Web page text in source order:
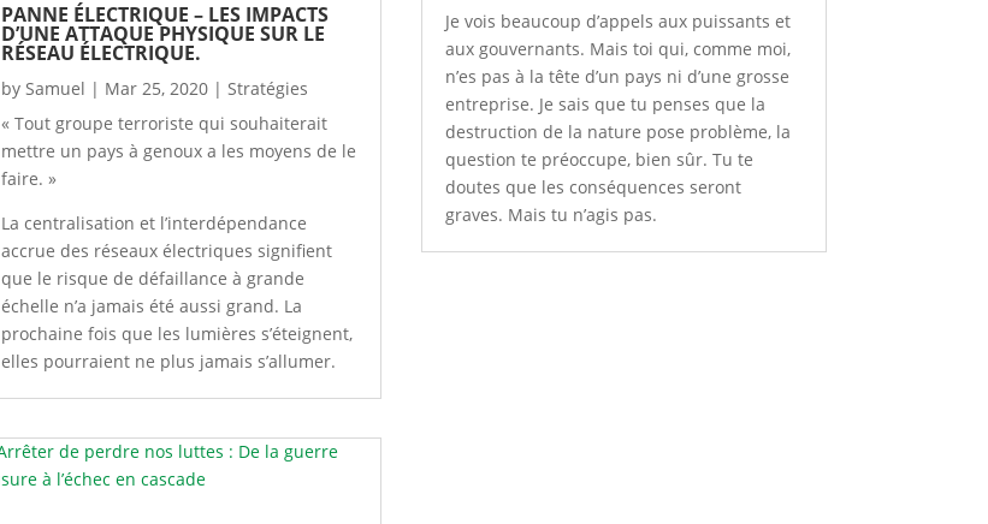
PANNE ÉLECTRIQUE – LES IMPACTS
D’UNE ATTAQUE PHYSIQUE SUR LE
RÉSEAU ÉLECTRIQUE.
by Samuel | Mar 25, 2020| Stratégies
« Tout groupe terroriste qui souhaiterait
mettre un pays à genoux a les moyens de le
faire. »
La centralisation et l’interdépendance
accrue des réseaux électriques signifient
que le risque de défaillance à grande
échelle n’a jamais été aussi grand. La
prochaine fois que les lumières s’éteignent,
elles pourraient ne plus jamais s’allumer.
Je vois beaucoup d’appels aux puissants et
aux gouvernants. Mais toi qui, comme moi,
n’es pas à la tête d’un pays ni d’une grosse
entreprise. Je sais que tu penses que la
destruction de la nature pose problème, la
question te préoccupe, bien sûr. Tu te
doutes que les conséquences seront
graves. Mais tu n’agis pas.